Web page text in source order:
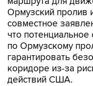
Ормузский пролив
совместное
что
по Ормузскому
гарантировать
коридоре из-за
действий США.